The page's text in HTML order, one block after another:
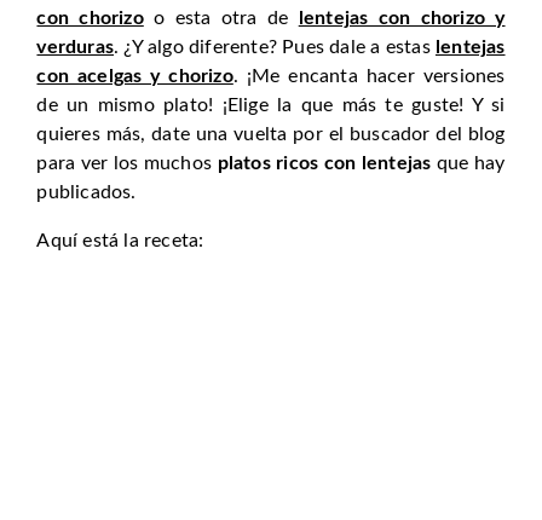
con chorizoo esta otra de
lentejas con chorizo y
verduras. ¿Y algo diferente? Pues dale a estas lentejas
con acelgas y chorizo. ¡Me encanta hacer versiones
de un mismo plato! ¡Elige la que más te guste! Y si
quieres más, date una vuelta por el buscador del blog
para ver los muchos platos ricos con lentejas que hay
publicados.
Aquí está la receta: